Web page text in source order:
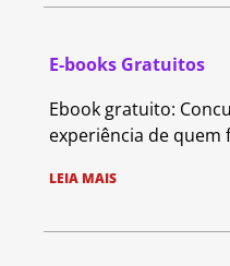
E-books Gratuitos
Ebook gratuito:
experiência de quem
LEIA MAIS